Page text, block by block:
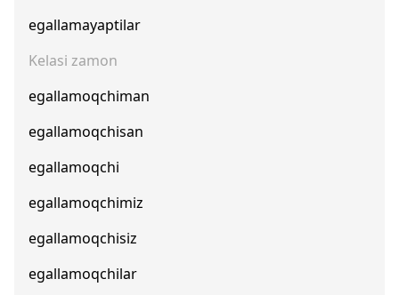
egallamayaptilar
Kelasi zamon
egallamoqchiman
egallamoqchisan
egallamoqchi
egallamoqchimiz
egallamoqchisiz
egallamoqchilar